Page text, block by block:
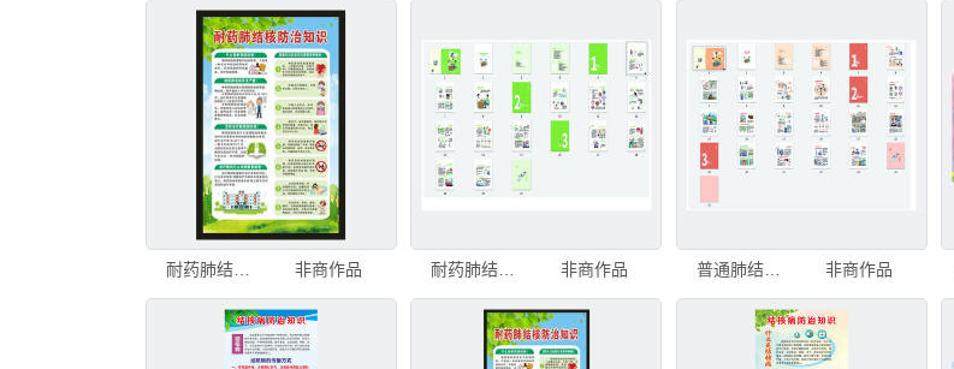
耐药肺结核知识海报 非商作品 耐药肺结核知识读本 非商作品 普通肺结核知识读本 非商作品